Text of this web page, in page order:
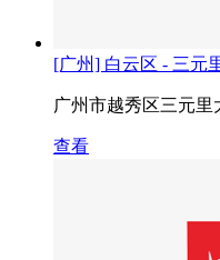
[广州] 白云区 - 三元
广州市越秀区三元里
查看